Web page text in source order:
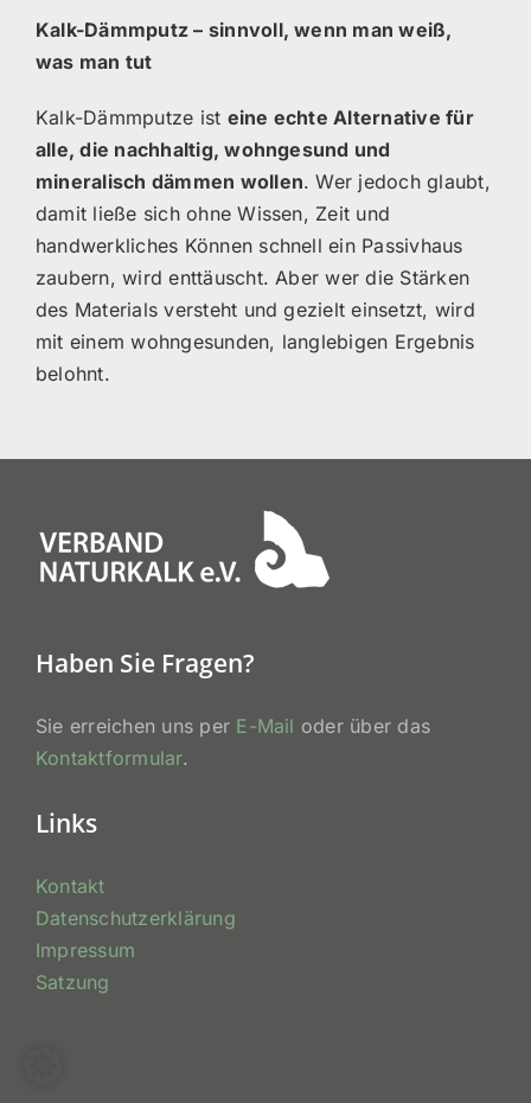
Kalk-Dämmputz – sinnvoll, wenn man weiß,
was man tut
Kalk-Dämmputze ist eine echte Alternative für
alle, die nachhaltig, wohngesund und
mineralisch dämmen wollen. Wer jedoch glaubt,
damit ließe sich ohne Wissen, Zeit und
handwerkliches Können schnell ein Passivhaus
zaubern, wird enttäuscht. Aber wer die Stärken
des Materials versteht und gezielt einsetzt, wird
mit einem wohngesunden, langlebigen Ergebnis
belohnt.
Haben Sie Fragen?
Sie erreichen uns per E-Mail oder über das
Kontaktformular.
Links
Kontakt
Datenschutzerklärung
Impressum
Satzung